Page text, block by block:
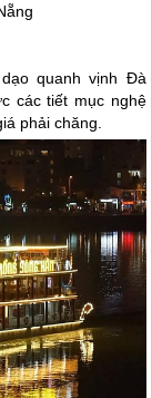
quanh vịnh Đà
các tiết mục nghệ
phải chăng.